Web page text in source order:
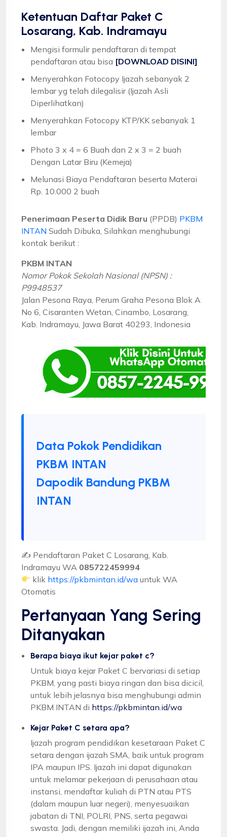
Ketentuan Daftar Paket C
Losarang, Kab. Indramayu
Mengisi formulir pendaftaran di tempat
pendaftaran atau bisa [DOWNLOAD DISINI]
Menyerahkan Fotocopy Ijazah sebanyak 2
lembar yg telah dilegalisir (Ijazah Asli
Diperlihatkan)
Menyerahkan Fotocopy KTP/KK sebanyak 1
lembar
Photo 3 x 4 = 6 Buah dan 2 x 3 = 2 buah
Dengan Latar Biru (Kemeja)
Melunasi Biaya Pendaftaran beserta Materai
Rp. 10.000 2 buah
Penerimaan Peserta Didik Baru (PPDB) PKBM
INTAN Sudah Dibuka, Silahkan menghubungi
kontak berikut :
PKBM INTAN
Nomor Pokok Sekolah Nasional (NPSN) :
P9948537
Jalan Pesona Raya, Perum Graha Pesona Blok A
No 6, Cisaranten Wetan, Cinambo, Losarang,
Kab. Indramayu, Jawa Barat 40293, Indonesia
Data Pokok Pendidikan
PKBM INTAN
Dapodik Bandung PKBM
INTAN
✍ Pendaftaran Paket C Losarang, Kab.
Indramayu WA 085722459994
klik https://pkbmintan.id/wa untuk WA
Otomatis
Pertanyaan Yang Sering
Ditanyakan
Berapa biaya ikut kejar paket c?
Untuk biaya kejar Paket C bervariasi di setiap
PKBM, yang pasti biaya ringan dan bisa dicicil,
untuk lebih jelasnya bisa menghubungi admin
PKBM INTAN di https://pkbmintan.id/wa
Kejar Paket C setara apa?
Ijazah program pendidikan kesetaraan Paket C
setara dengan ijazah SMA, baik untuk program
IPA maupun IPS. Ijazah ini dapat digunakan
untuk melamar pekerjaan di perusahaan atau
instansi, mendaftar kuliah di PTN atau PTS
(dalam maupun luar negeri), menyesuaikan
jabatan di TNI, POLRI, PNS, serta pegawai
swasta. Jadi, dengan memiliki ijazah ini, Anda